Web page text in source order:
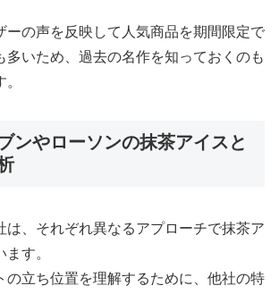
ーの声を反映して人気商品を期間限定で
多いため、過去の名作を知っておくのも
ンやローソンの抹茶アイスと
は、それぞれ異なるアプローチで抹茶ア
す。
の立ち位置を理解するために、他社の特